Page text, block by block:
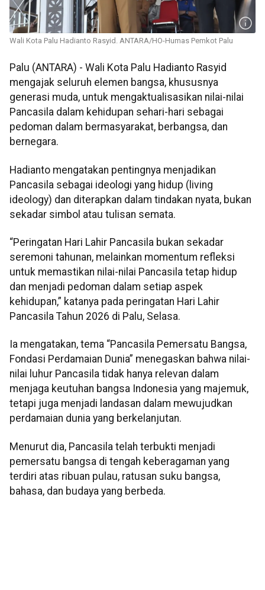
Wali Kota Palu Hadianto Rasyid. ANTARA/HO-Humas Pemkot Palu
Palu (ANTARA) - Wali Kota Palu Hadianto Rasyid
mengajak seluruh elemen bangsa, khususnya
generasi muda, untuk mengaktualisasikan nilai-nilai
Pancasila dalam kehidupan sehari-hari sebagai
pedoman dalam bermasyarakat, berbangsa, dan
bernegara.
Hadianto mengatakan pentingnya menjadikan
Pancasila sebagai ideologi yang hidup (living
ideology) dan diterapkan dalam tindakan nyata, bukan
sekadar simbol atau tulisan semata.
“Peringatan Hari Lahir Pancasila bukan sekadar
seremoni tahunan, melainkan momentum refleksi
untuk memastikan nilai-nilai Pancasila tetap hidup
dan menjadi pedoman dalam setiap aspek
kehidupan,” katanya pada peringatan Hari Lahir
Pancasila Tahun 2026 di Palu, Selasa.
Ia mengatakan, tema “Pancasila Pemersatu Bangsa,
Fondasi Perdamaian Dunia” menegaskan bahwa nilai-
nilai luhur Pancasila tidak hanya relevan dalam
menjaga keutuhan bangsa Indonesia yang majemuk,
tetapi juga menjadi landasan dalam mewujudkan
perdamaian dunia yang berkelanjutan.
Menurut dia, Pancasila telah terbukti menjadi
pemersatu bangsa di tengah keberagaman yang
terdiri atas ribuan pulau, ratusan suku bangsa,
bahasa, dan budaya yang berbeda.